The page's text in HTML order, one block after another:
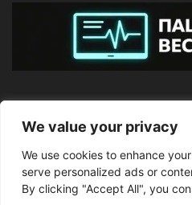
We value your privacy
We use cookies to enhance
serve personalized ads or
By clicking "Accept All", you